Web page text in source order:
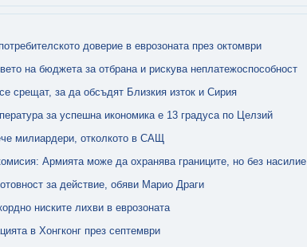
доверие в еврозоната през октомври
на бюджета за отбрана и рискува неплатежоспособност
срещат, за да обсъдят Близкия изток и Сирия
за успешна икономика е 13 градуса по Целзий
милиардери, отколкото в САЩ
Армията може да охранява границите, но без насилие
за действие, обяви Марио Драги
ниските лихви в еврозоната
в Хонгконг през септември